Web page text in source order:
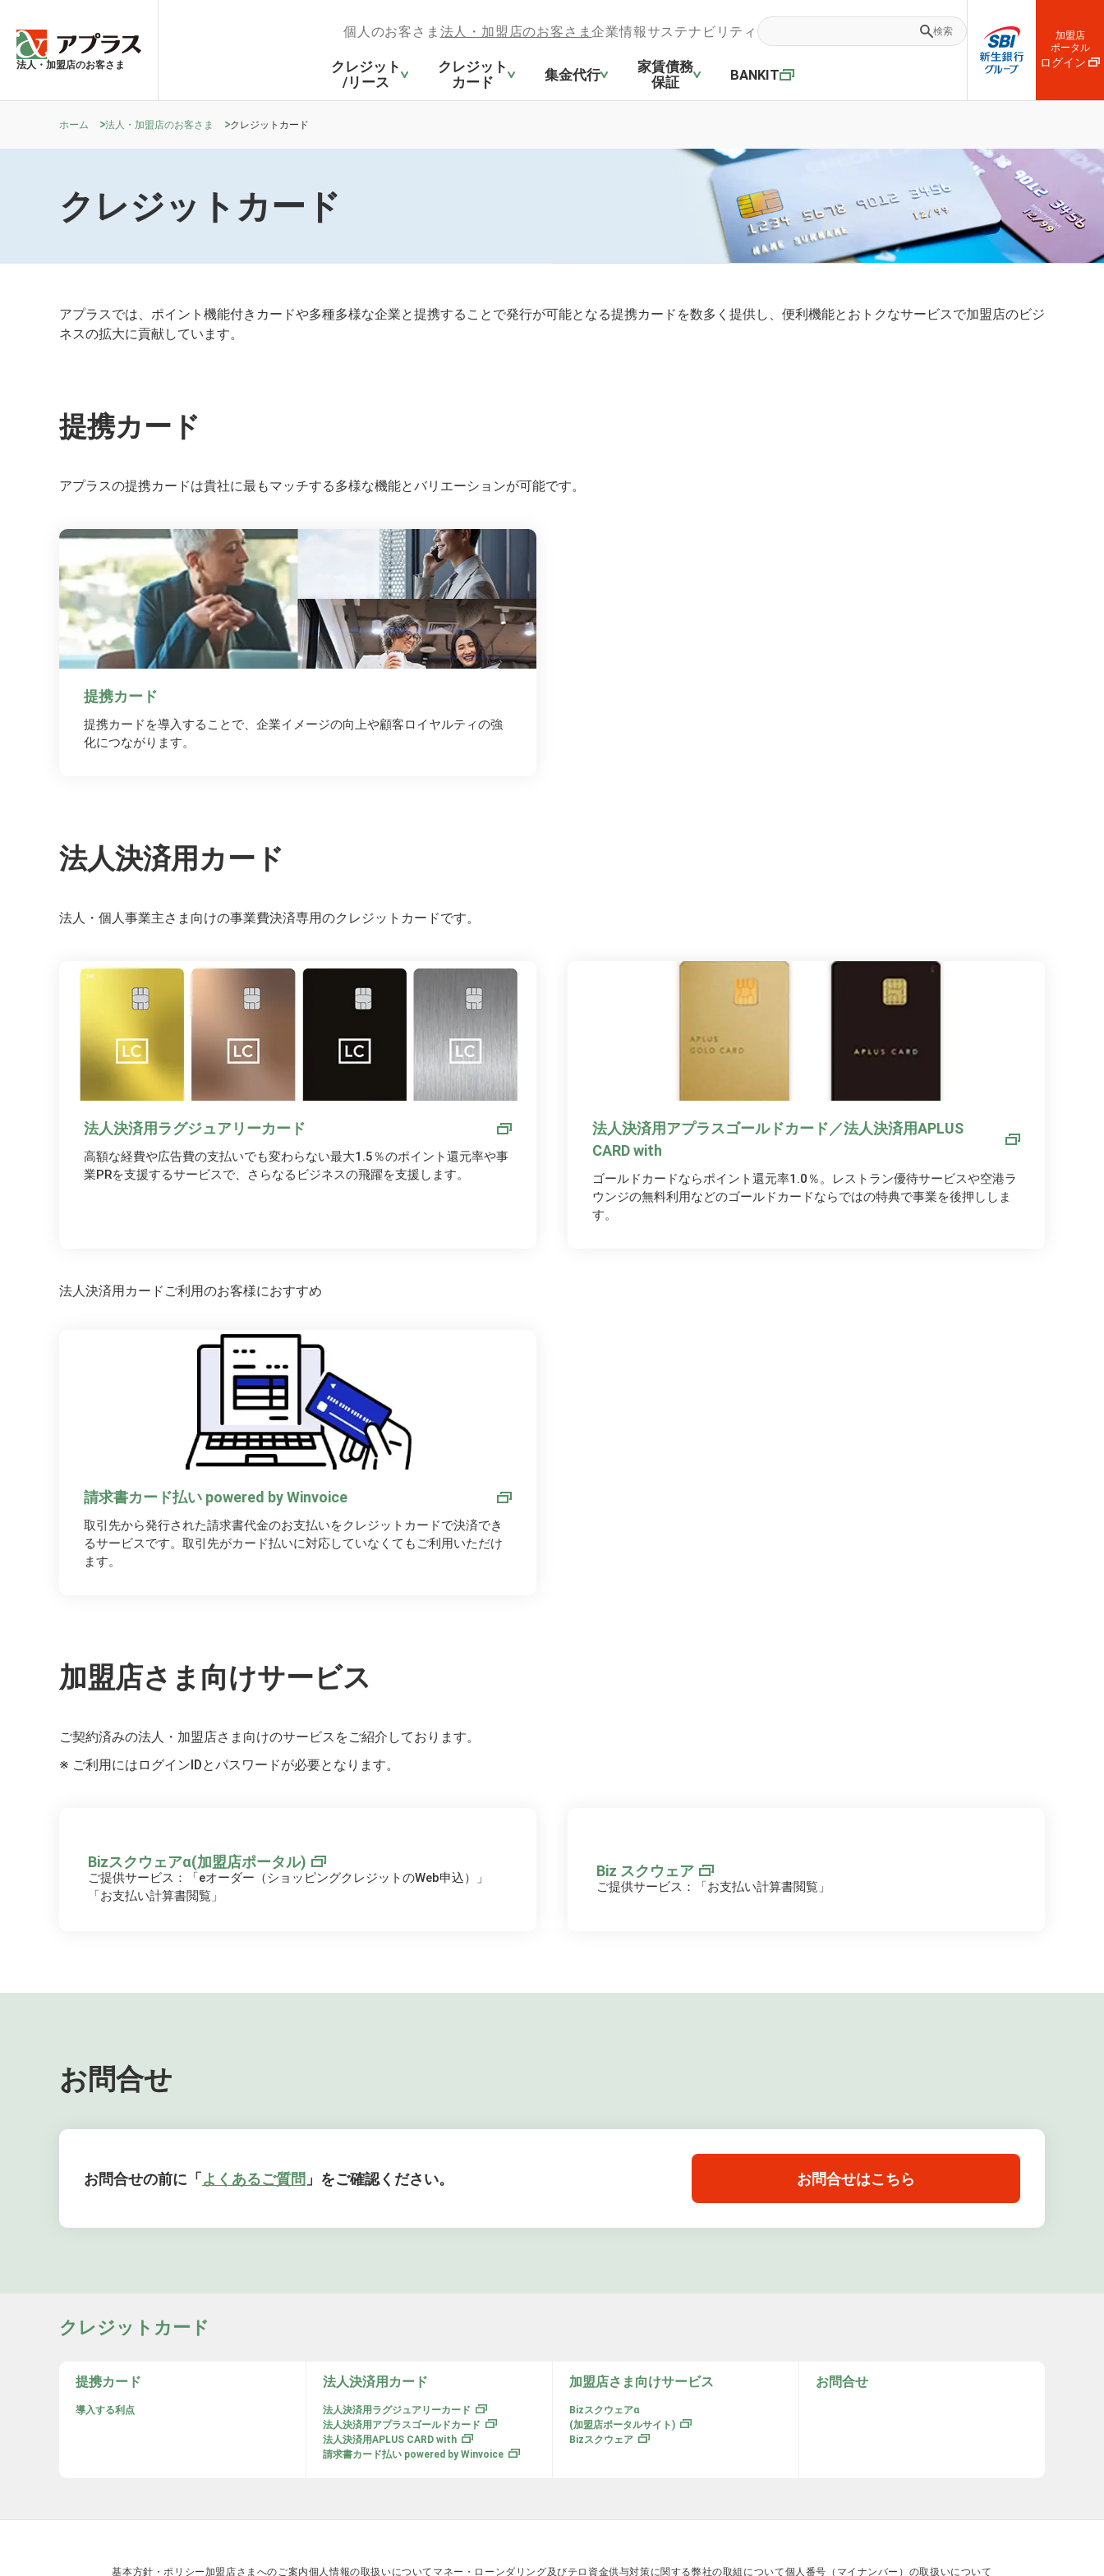
法人・加盟店のお客さま
個人のお客さま 法人・加盟店のお客さま企業情報サステナビリティ 検索
クレジット
/リース
クレジット
カード
集金代行
家賃債務
保証
BANKIT
加盟店
ポータル
ログイン
ホーム 法人・加盟店のお客さま クレジットカード
クレジットカード
アプラスでは、ポイント機能付きカードや多種多様な企業と提携することで発行が可能となる提携カードを数多く提供し、便利機能とおトクなサービスで加盟店のビジ
ネスの拡大に貢献しています。
提携カード
アプラスの提携カードは貴社に最もマッチする多様な機能とバリエーションが可能です。
提携カード
提携カードを導入することで、企業イメージの向上や顧客ロイヤルティの強
化につながります。
法人決済用カード
法人・個人事業主さま向けの事業費決済専用のクレジットカードです。
法人決済用ラグジュアリーカード
高額な経費や広告費の支払いでも変わらない最大1.5％のポイント還元率や事
業PRを支援するサービスで、さらなるビジネスの飛躍を支援します。
法人決済用アプラスゴールドカード／法人決済用APLUS
CARD with
ゴールドカードならポイント還元率1.0％。レストラン優待サービスや空港ラ
ウンジの無料利用などのゴールドカードならではの特典で事業を後押ししま
す。
法人決済用カードご利用のお客様におすすめ
請求書カード払い powered by Winvoice
取引先から発行された請求書代金のお支払いをクレジットカードで決済でき
るサービスです。取引先がカード払いに対応していなくてもご利用いただけ
ます。
加盟店さま向けサービス
ご契約済みの法人・加盟店さま向けのサービスをご紹介しております。
ご利用にはログインIDとパスワードが必要となります。
Bizスクウェアα(加盟店ポータル)
ご提供サービス：「eオーダー（ショッピングクレジットのWeb申込）」
「お支払い計算書閲覧」
Biz スクウェア
ご提供サービス：「お支払い計算書閲覧」
お問合せ
お問合せの前に「よくあるご質問 」をご確認ください。 お問合せはこちら
クレジットカード
提携カード
導入する利点
法人決済用カード
法人決済用ラグジュアリーカード
法人決済用アプラスゴールドカード
法人決済用APLUS CARD with
請求書カード払い powered by Winvoice
加盟店さま向けサービス
Bizスクウェアα
(加盟店ポータルサイト)
Bizスクウェア
お問合せ
基本方針・ポリシー加盟店さまへのご案内個人情報の取扱いについて マネー・ローンダリング及びテロ資金供与対策に関する弊社の取組について個人番号（マイナンバー）の取扱いについて